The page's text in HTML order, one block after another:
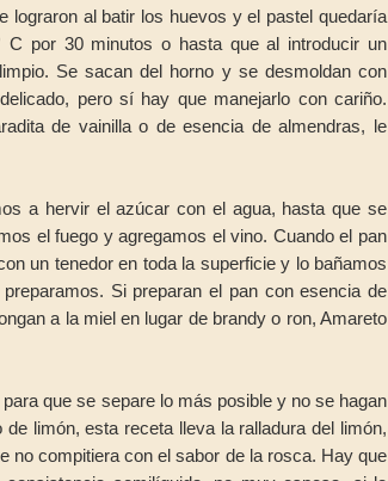
lograron al batir los huevos y el pastel quedaría
C por 30 minutos o hasta que al introducir un
Se sacan del horno y se desmoldan con
pero sí hay que manejarlo con cariño.
de vainilla o de esencia de almendras, le
a hervir el azúcar con el agua, hasta que se
el fuego y agregamos el vino. Cuando el pan
un tenedor en toda la superficie y lo bañamos
Si preparan el pan con esencia de
a la miel en lugar de brandy o ron, Amareto
que se separe lo más posible y no se hagan
limón, esta receta lleva la ralladura del limón,
no compitiera con el sabor de la rosca. Hay que